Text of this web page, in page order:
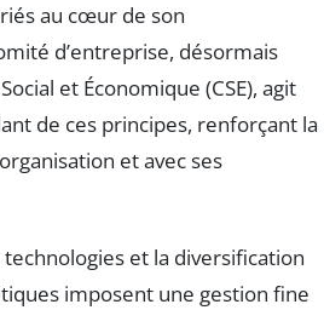
au cœur de son
d’entreprise, désormais
et Économique (CSE), agit
de ces principes, renforçant la
et avec ses
technologies et la diversification
imposent une gestion fine